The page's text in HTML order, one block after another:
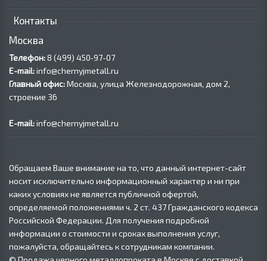
Контакты
Москва
Телефон:8 (499) 450‑97-07
E-mail:info@chernyjmetall.ru
Главный офис:Москва, улица Железнодорожная, дом 2,
строение 36
E-mail:info@chernyjmetall.ru
Обращаем Ваше внимание на то, что данный интернет-сайт
носит исключительно информационный характер и ни при
каких условиях не является публичной офертой,
определяемой положениями ч. 2 ст. 437 Гражданского кодекса
Российской Федерации. Для получения подробной
информации о стоимости и сроках выполнения услуг,
пожалуйста, обращайтесь к сотрудникам компании.